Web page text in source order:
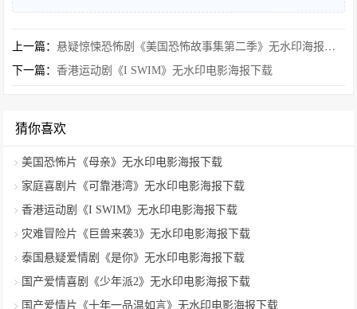
上一篇：悬疑惊悚恐怖剧《美国恐怖故事集第二季》无水印海报下载
下一篇：香港运动剧《I SWIM》无水印电影海报下载
猜你喜欢
美国恐怖片《母亲》无水印电影海报下载
家庭喜剧片《可靠港湾》无水印电影海报下载
香港运动剧《I SWIM》无水印电影海报下载
灾难冒险片《巨兽来袭3》无水印电影海报下载
泰国悬疑爱情剧《是你》无水印电影海报下载
国产爱情喜剧《少年派2》无水印电影海报下载
国产爱情片《十年一品温如言》无水印电影海报下载